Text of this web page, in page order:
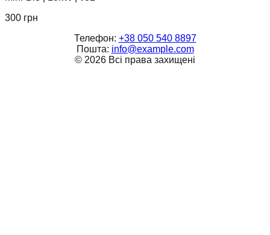
300 грн
Телефон: +38 050 540 8897
Пошта: info@example.com
© 2026 Всі права захищені